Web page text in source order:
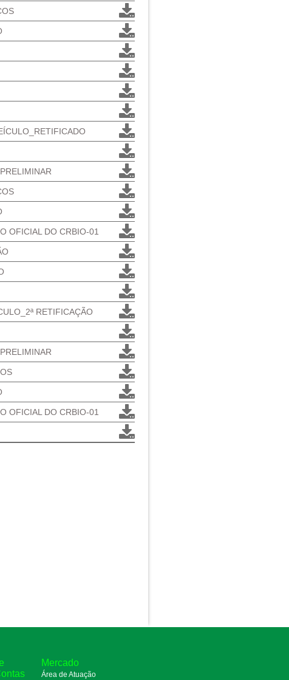
OFICIAL DO CRBIO-01
RETIFICAÇÃO
OFICIAL DO CRBIO-01
Mercado
Área de Atuação